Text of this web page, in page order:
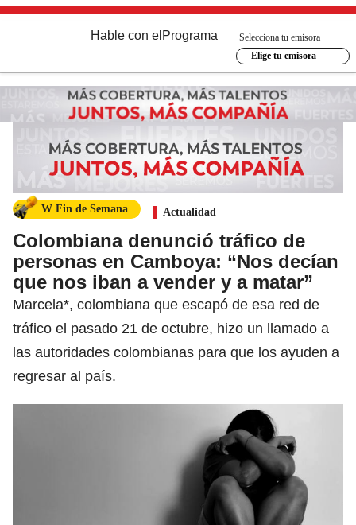
Hable con el Programa
Selecciona tu emisora
Elige tu emisora
W Fin de Semana Actualidad
Colombiana denunció tráfico de
personas en Camboya: “Nos decían
que nos iban a vender y a matar”
Marcela*, colombiana que escapó de esa red de
tráfico el pasado 21 de octubre, hizo un llamado a
las autoridades colombianas para que los ayuden a
regresar al país.